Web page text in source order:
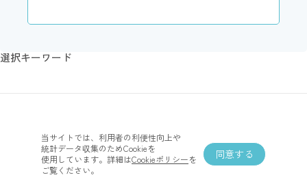
選択キーワード
検索結果 70 件
当サイトでは、​利用者の​利便性向上や​
統計データ収集の​ためCookieを​
使用しています。​詳細は​Cookieポリシーを​
ご覧ください。
同意する